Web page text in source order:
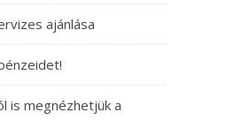
ajánlása
is megnézhetjük a